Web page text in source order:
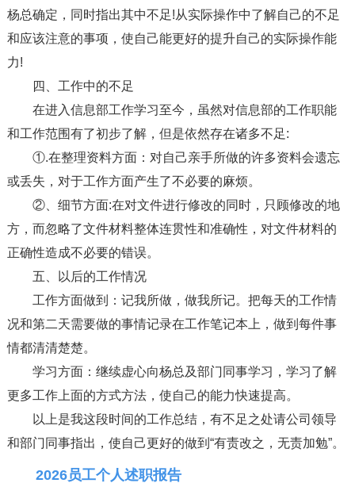
杨总确定，同时指出其中不足!从实际操作中了解自己的不足
和应该注意的事项，使自己能更好的提升自己的实际操作能
力!
四、工作中的不足
在进入信息部工作学习至今，虽然对信息部的工作职能
和工作范围有了初步了解，但是依然存在诸多不足:
①.在整理资料方面：对自己亲手所做的许多资料会遗忘
或丢失，对于工作方面产生了不必要的麻烦。
②、细节方面:在对文件进行修改的同时，只顾修改的地
方，而忽略了文件材料整体连贯性和准确性，对文件材料的
正确性造成不必要的错误。
五、以后的工作情况
工作方面做到：记我所做，做我所记。把每天的工作情
况和第二天需要做的事情记录在工作笔记本上，做到每件事
情都清清楚楚。
学习方面：继续虚心向杨总及部门同事学习，学习了解
更多工作上面的方式方法，使自己的能力快速提高。
以上是我这段时间的工作总结，有不足之处请公司领导
和部门同事指出，使自己更好的做到“有责改之，无责加勉”。
2026员工个人述职报告